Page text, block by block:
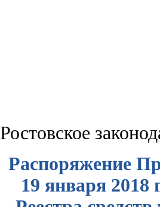
Ростовское
Распоряжение
19 января 2018